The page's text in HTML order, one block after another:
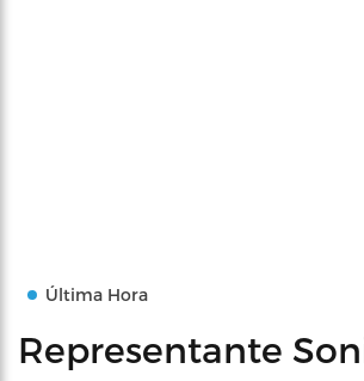
Última Hora
Representante